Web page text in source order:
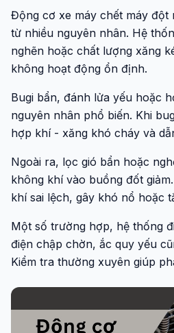
Động cơ xe máy chết máy đột
từ nhiều nguyên nhân. Hệ
nghẽn hoặc chất lượng xăng
không hoạt động ổn định.
Bugi bẩn, đánh lửa yếu hoặc
nguyên nhân phổ biến. Khi
hợp khí - xăng khó cháy và
Ngoài ra, lọc gió bẩn hoặc
không khí vào buồng đốt
khí sai lệch, gây khó nổ hoặc
Một số trường hợp, hệ thống
điện chập chờn, ắc quy yếu
Kiểm tra thường xuyên giúp